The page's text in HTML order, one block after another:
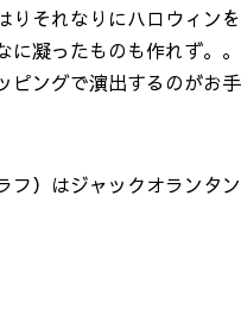
りそれなりにハロウィン
凝ったものも作れず。。
ピングで演出するのがお
）はジャックオランタン